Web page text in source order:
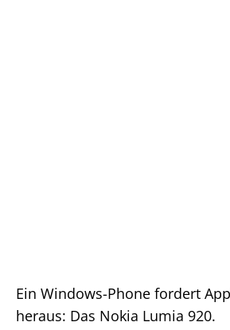
Ein Windows-Phone fordert
heraus: Das Nokia Lumia 920.